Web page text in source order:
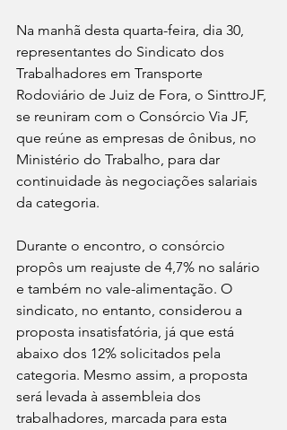
Na manhã desta quarta-feira, dia 30,
representantes do Sindicato dos
Trabalhadores em Transporte
Rodoviário de Juiz de Fora, o SinttroJF,
se reuniram com o Consórcio Via JF,
que reúne as empresas de ônibus, no
Ministério do Trabalho, para dar
continuidade às negociações salariais
da categoria.
Durante o encontro, o consórcio
propôs um reajuste de 4,7% no salário
e também no vale-alimentação. O
sindicato, no entanto, considerou a
proposta insatisfatória, já que está
abaixo dos 12% solicitados pela
categoria. Mesmo assim, a proposta
será levada à assembleia dos
trabalhadores, marcada para esta